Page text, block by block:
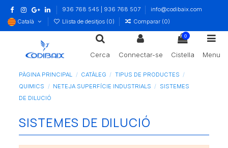
936 768 545 | 936 768 507
info@codibaix.com
Català
Llista de desitjos (0) Comparar (0)
Cerca Connectar-se
0
Cistella Menu
PÀGINA PRINCIPAL CATÀLEG
TIPUS DE PRODUCTES
QUIMICS
NETEJA SUPERFÍCIE INDUSTRIALS
SISTEMES
DE DILUCIÓ
SISTEMES DE DILUCIÓ